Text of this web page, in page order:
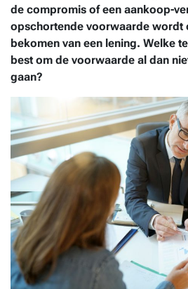
de compromis of een aankoop-
opschortende voorwaarde wordt
bekomen van een lening. Welke
best om de voorwaarde al dan
gaan?